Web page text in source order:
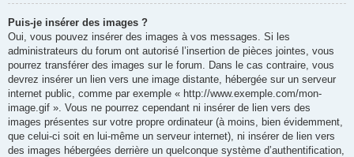
Puis-je insérer des images ?
Oui, vous pouvez insérer des images à vos messages. Si les
administrateurs du forum ont autorisé l’insertion de pièces jointes, vous
pourrez transférer des images sur le forum. Dans le cas contraire, vous
devrez insérer un lien vers une image distante, hébergée sur un serveur
internet public, comme par exemple « http://www.exemple.com/mon-
image.gif ». Vous ne pourrez cependant ni insérer de lien vers des
images présentes sur votre propre ordinateur (à moins, bien évidemment,
que celui-ci soit en lui-même un serveur internet), ni insérer de lien vers
des images hébergées derrière un quelconque système d’authentification,